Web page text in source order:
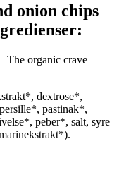
onion chips
The organic crave –
dextrose*,
pastinak*,
peber*, salt, syre